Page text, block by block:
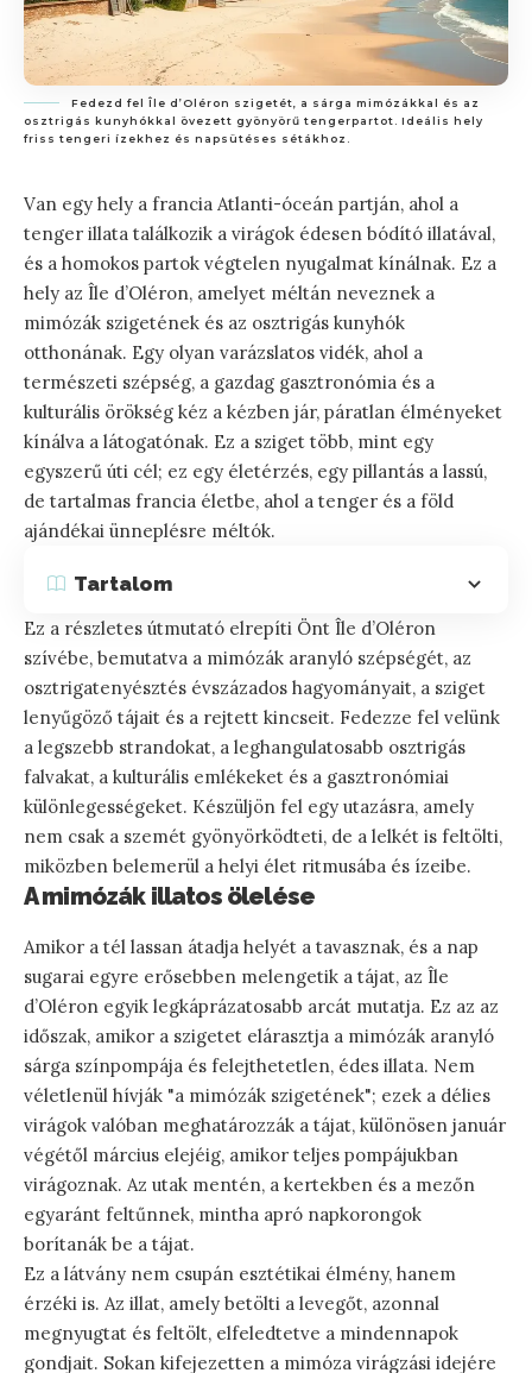
Fedezd fel Île d’Oléron szigetét, a sárga mimózákkal és az
osztrigás kunyhókkal övezett gyönyörű tengerpartot. Ideális hely
friss tengeri ízekhez és napsütéses sétákhoz.
Van egy hely a francia Atlanti-óceán partján, ahol a
tenger illata találkozik a virágok édesen bódító illatával,
és a homokos partok végtelen nyugalmat kínálnak. Ez a
hely az Île d’Oléron, amelyet méltán neveznek a
mimózák szigetének és az osztrigás kunyhók
otthonának. Egy olyan varázslatos vidék, ahol a
természeti szépség, a gazdag gasztronómia és a
kulturális örökség kéz a kézben jár, páratlan élményeket
kínálva a látogatónak. Ez a sziget több, mint egy
egyszerű úti cél; ez egy életérzés, egy pillantás a lassú,
de tartalmas francia életbe, ahol a tenger és a föld
ajándékai ünneplésre méltók.
Tartalom
Ez a részletes útmutató elrepíti Önt Île d’Oléron
szívébe, bemutatva a mimózák aranyló szépségét, az
osztrigatenyésztés évszázados hagyományait, a sziget
lenyűgöző tájait és a rejtett kincseit. Fedezze fel velünk
a legszebb strandokat, a leghangulatosabb osztrigás
falvakat, a kulturális emlékeket és a gasztronómiai
különlegességeket. Készüljön fel egy utazásra, amely
nem csak a szemét gyönyörködteti, de a lelkét is feltölti,
miközben belemerül a helyi élet ritmusába és ízeibe.
A mimózák illatos ölelése
Amikor a tél lassan átadja helyét a tavasznak, és a nap
sugarai egyre erősebben melengetik a tájat, az Île
d’Oléron egyik legkáprázatosabb arcát mutatja. Ez az az
időszak, amikor a szigetet elárasztja a mimózák aranyló
sárga színpompája és felejthetetlen, édes illata. Nem
véletlenül hívják "a mimózák szigetének"; ezek a délies
virágok valóban meghatározzák a tájat, különösen január
végétől március elejéig, amikor teljes pompájukban
virágoznak. Az utak mentén, a kertekben és a mezőn
egyaránt feltűnnek, mintha apró napkorongok
borítanák be a tájat.
Ez a látvány nem csupán esztétikai élmény, hanem
érzéki is. Az illat, amely betölti a levegőt, azonnal
megnyugtat és feltölt, elfeledtetve a mindennapok
gondjait. Sokan kifejezetten a mimóza virágzási idejére